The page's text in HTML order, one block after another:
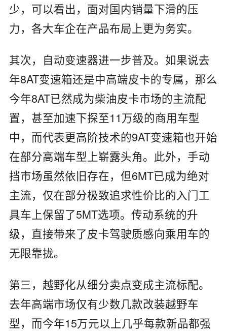
少，可以看出，面对国内销量下滑的压
力，各大车企在产品布局上更为务实。
其次，自动变速器进一步普及。如果说去
年8AT变速箱还是中高端皮卡的专属，那么
今年8AT已然成为柴油皮卡市场的主流配
置，甚至加速下探至11万级的商用车型
中，而代表更高阶技术的9AT变速箱也开始
在部分高端车型上崭露头角。此外，手动
挡市场虽然依旧存在，但6MT已成为绝对
主流，仅在部分极致追求性价比的入门工
具车上保留了5MT选项。传动系统的升
级，直接带来了皮卡驾驶质感向乘用车的
无限靠拢。
第三，越野化从细分卖点变成主流标配。
去年高端市场仅有少数几款改装越野车
型，而今年15万元以上几乎每款新品都强